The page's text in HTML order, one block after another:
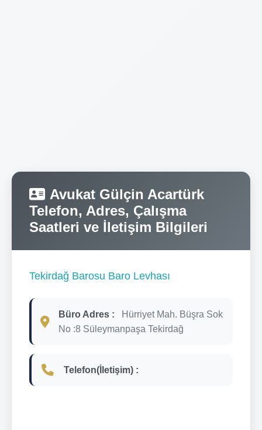
Avukat Gülçin Acartürk
Telefon, Adres, Çalışma
Saatleri ve İletişim Bilgileri
Tekirdağ Barosu Baro Levhası
Büro Adres :
Hürriyet Mah. Büşra Sok
No :8 Süleymanpaşa Tekirdağ
Telefon(İletişim) :